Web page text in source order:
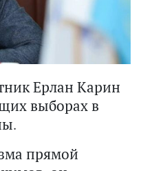
Ерлан Карин
выборах в
прямой